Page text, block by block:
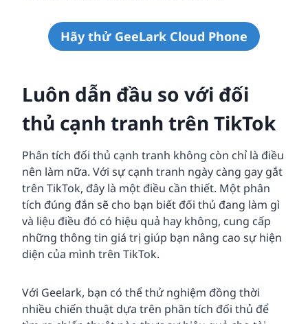
Hãy thử GeeLark Cloud Phone
Luôn dẫn đầu so với đối
thủ cạnh tranh trên TikTok
Phân tích đối thủ cạnh tranh không còn chỉ là điều
nên làm nữa. Với sự cạnh tranh ngày càng gay gắt
trên TikTok, đây là một điều cần thiết. Một phân
tích đúng đắn sẽ cho bạn biết đối thủ đang làm gì
và liệu điều đó có hiệu quả hay không, cung cấp
những thông tin giá trị giúp bạn nâng cao sự hiện
diện của mình trên TikTok.
Với Geelark, bạn có thể thử nghiệm đồng thời
nhiều chiến thuật dựa trên phân tích đối thủ để